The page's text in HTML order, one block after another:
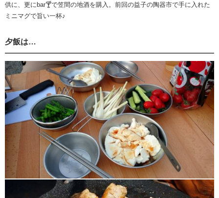
供に、更にbar🍸️で笠間の地酒を購入。前回の益子の陶器市で手に入れた
ミニマグで旨い一杯♪
夕飯は…